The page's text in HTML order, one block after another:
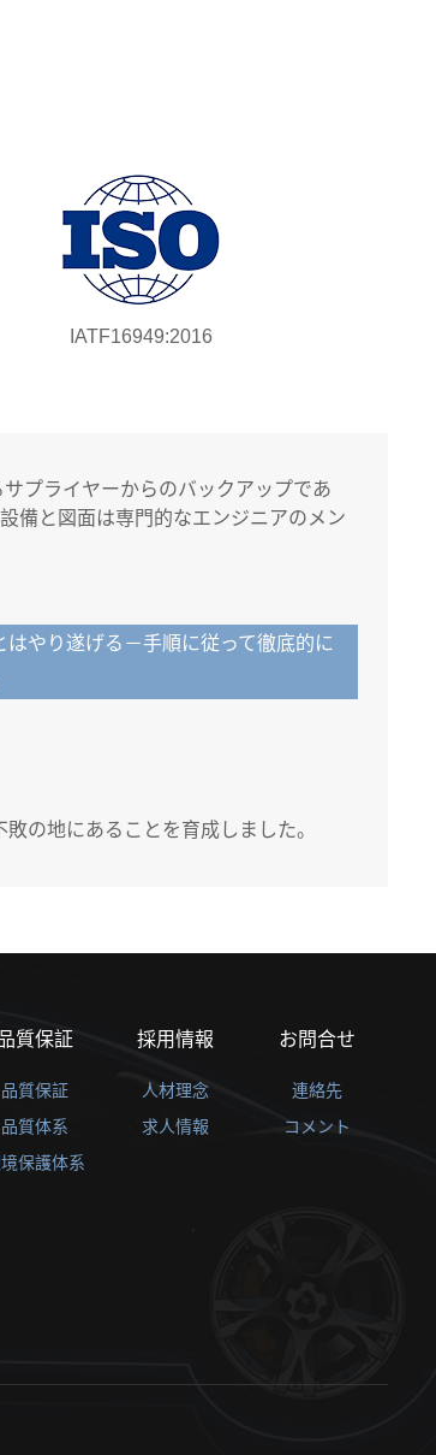
IATF16949:2016
プライヤーからのバックアップであ
備と図面は専門的なエンジニアのメン
はやり遂げる－手順に従って徹底的に
の地にあることを育成しました。
質保証
品質保証
品質体系
保護体系
採用情報
人材理念
求人情報
お問合せ
連絡先
コメント